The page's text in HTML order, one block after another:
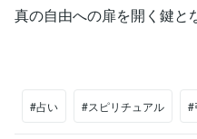
真の自由への扉を開く鍵と
#占い #スピリチュアル #